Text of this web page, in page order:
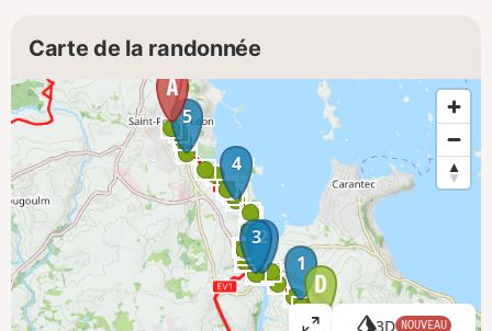
Carte de la randonnée
1
2
3
4
5
3D NOUVEAU